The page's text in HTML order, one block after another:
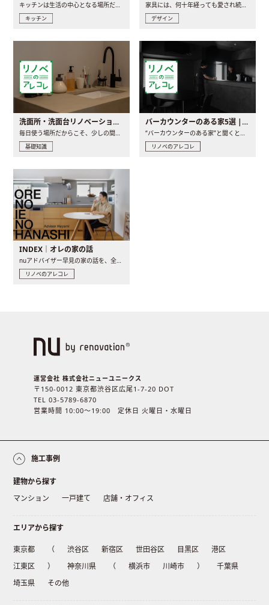
キッチンは生活の中心となる場所だからこそ、家の中のどこに置..
キッチン
家具には、何十年経っても愛され続ける「名作」と呼ばれるもの..
デザイン
洗面所・洗面台リノベーションの事例と間取りアイデア
毎日使う場所だからこそ、少しの間取りの工夫や素材の選び方で..
基礎知識
バーカウンターのある家5選 | 日常に馴染む“距離の近い”キッチンとは
“バーカウンターのある家”と聞くと、少し特別な、大人のための..
リノベのアレコレ
INDEX｜オレの家の話
nuアドバイザー早見の家の話を、全4話でお届け。リノベーションを..
リノベのアレコレ
運営会社 株式会社ニューユニークス
〒150-0012 東京都渋谷区広尾1-7-20 DOT
TEL 03-5789-6870
営業時間 10:00〜19:00 定休日 火曜日・水曜日
施工事例
建物から探す
マンション
一戸建て 店舗・オフィス
エリアから探す
東京都 （ 渋谷区 新宿区 世田谷区 目黒区
港区
江東区
） 神奈川県 （ 横浜市 川崎市 ）
千葉県
埼玉県
その他